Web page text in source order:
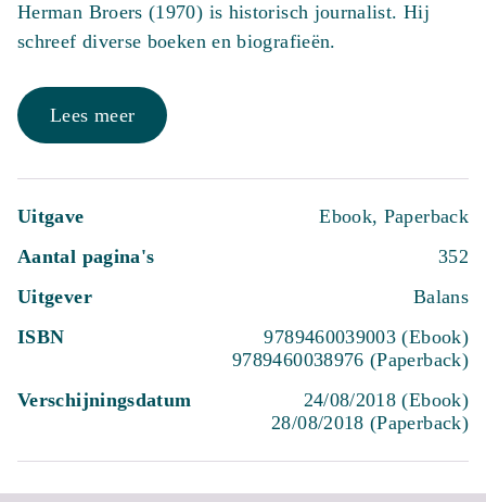
Herman Broers (1970) is historisch journalist. Hij
schreef diverse boeken en biografieën.
Lees meer
Uitgave
Ebook, Paperback
Aantal pagina's
352
Uitgever
Balans
ISBN
9789460039003 (Ebook)
9789460038976 (Paperback)
Verschijningsdatum
24/08/2018 (Ebook)
28/08/2018 (Paperback)